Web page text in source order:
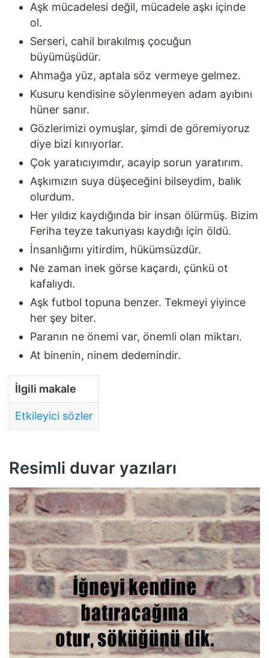
Aşk mücadelesi değil, mücadele aşkı içinde
ol.
Serseri, cahil bırakılmış çocuğun
büyümüşüdür.
Ahmağa yüz, aptala söz vermeye gelmez.
Kusuru kendisine söylenmeyen adam ayıbını
hüner sanır.
Gözlerimizi oymuşlar, şimdi de göremiyoruz
diye bizi kınıyorlar.
Çok yaratıcıyımdır, acayip sorun yaratırım.
Aşkımızın suya düşeceğini bilseydim, balık
olurdum.
Her yıldız kaydığında bir insan ölürmüş. Bizim
Feriha teyze takunyası kaydığı için öldü.
İnsanlığımı yitirdim, hükümsüzdür.
Ne zaman inek görse kaçardı, çünkü ot
kafalıydı.
Aşk futbol topuna benzer. Tekmeyi yiyince
her şey biter.
Paranın ne önemi var, önemli olan miktarı.
At binenin, ninem dedemindir.
İlgili makale
Etkileyici sözler
Resimli duvar yazıları